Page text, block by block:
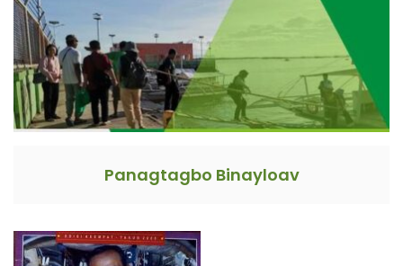
Panagtagbo Binayloav